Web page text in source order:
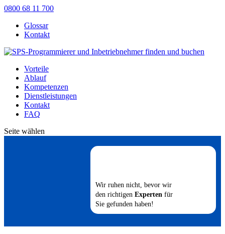
0800 68 11 700
Glossar
Kontakt
Vorteile
Ablauf
Kompetenzen
Dienstleistungen
Kontakt
FAQ
Seite wählen
Wir ruhen nicht, bevor wir
den richtigen Experten für
Sie gefunden haben!